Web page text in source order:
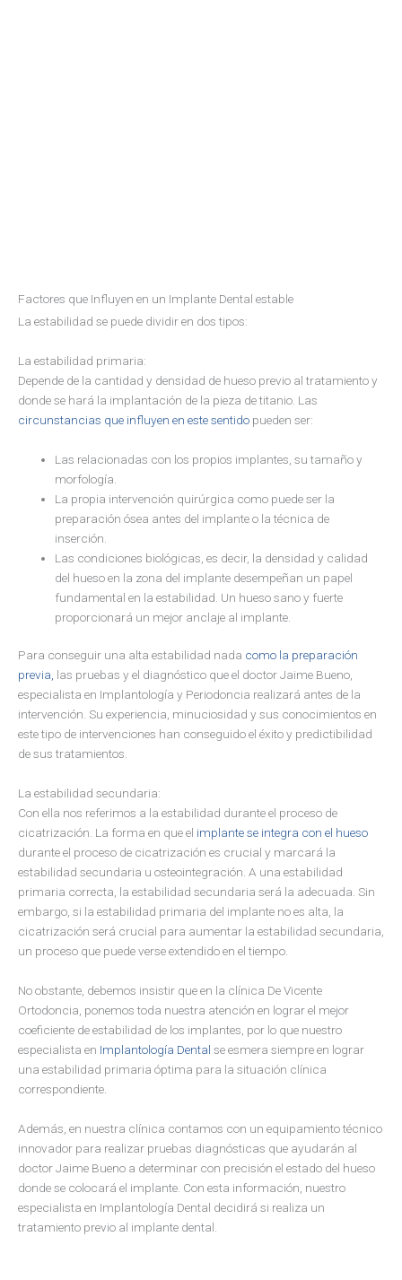
Factores que Influyen en un Implante Dental estable
La estabilidad se puede dividir en dos tipos:
La estabilidad primaria:
Depende de la cantidad y densidad de hueso previo al tratamiento y
donde se hará la implantación de la pieza de titanio. Las
circunstancias que influyen en este sentido pueden ser:
Las relacionadas con los propios implantes, su tamaño y
morfología.
La propia intervención quirúrgica como puede ser la
preparación ósea antes del implante o la técnica de
inserción.
Las condiciones biológicas, es decir, la densidad y calidad
del hueso en la zona del implante desempeñan un papel
fundamental en la estabilidad. Un hueso sano y fuerte
proporcionará un mejor anclaje al implante.
Para conseguir una alta estabilidad nada como la preparación
previa, las pruebas y el diagnóstico que el doctor Jaime Bueno,
especialista en Implantología y Periodoncia realizará antes de la
intervención. Su experiencia, minuciosidad y sus conocimientos en
este tipo de intervenciones han conseguido el éxito y predictibilidad
de sus tratamientos.
La estabilidad secundaria:
Con ella nos referimos a la estabilidad durante el proceso de
cicatrización. La forma en que el implante se integra con el hueso
durante el proceso de cicatrización es crucial y marcará la
estabilidad secundaria u osteointegración. A una estabilidad
primaria correcta, la estabilidad secundaria será la adecuada. Sin
embargo, si la estabilidad primaria del implante no es alta, la
cicatrización será crucial para aumentar la estabilidad secundaria,
un proceso que puede verse extendido en el tiempo.
No obstante, debemos insistir que en la clínica De Vicente
Ortodoncia, ponemos toda nuestra atención en lograr el mejor
coeficiente de estabilidad de los implantes, por lo que nuestro
especialista en Implantología Dental se esmera siempre en lograr
una estabilidad primaria óptima para la situación clínica
correspondiente.
Además, en nuestra clínica contamos con un equipamiento técnico
innovador para realizar pruebas diagnósticas que ayudarán al
doctor Jaime Bueno a determinar con precisión el estado del hueso
donde se colocará el implante. Con esta información, nuestro
especialista en Implantología Dental decidirá si realiza un
tratamiento previo al implante dental.